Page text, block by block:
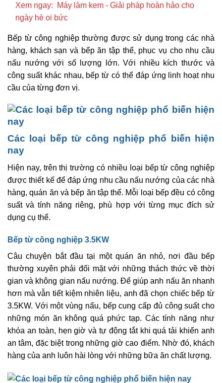
Xem ngay:
Máy làm kem - Giải pháp hoàn hảo cho
ngày hè oi bức
Bếp từ công nghiệp thường được sử dụng trong các nhà
hàng, khách sạn và bếp ăn tập thể, phục vụ cho nhu cầu
nấu nướng với số lượng lớn. Với nhiều kích thước và
công suất khác nhau, bếp từ có thể đáp ứng linh hoạt nhu
cầu của từng đơn vị.
Các loại bếp từ công nghiệp phổ biến hiện
nay
Hiện nay, trên thị trường có nhiều loại bếp từ công nghiệp
được thiết kế để đáp ứng nhu cầu nấu nướng của các nhà
hàng, quán ăn và bếp ăn tập thể. Mỗi loại bếp đều có công
suất và tính năng riêng, phù hợp với từng mục đích sử
dụng cụ thể.
Bếp từ công nghiệp 3.5KW
Câu chuyện bắt đầu tại một quán ăn nhỏ, nơi đầu bếp
thường xuyên phải đối mặt với những thách thức về thời
gian và không gian nấu nướng. Để giúp anh nấu ăn nhanh
hơn mà vẫn tiết kiệm nhiên liệu, anh đã chọn chiếc bếp từ
3.5KW. Với một vùng nấu, bếp cung cấp đủ công suất cho
những món ăn không quá phức tạp. Các tính năng như
khóa an toàn, hẹn giờ và tự động tắt khi quá tải khiến anh
an tâm, đặc biệt trong những giờ cao điểm. Nhờ đó, khách
hàng của anh luôn hài lòng với những bữa ăn chất lượng.